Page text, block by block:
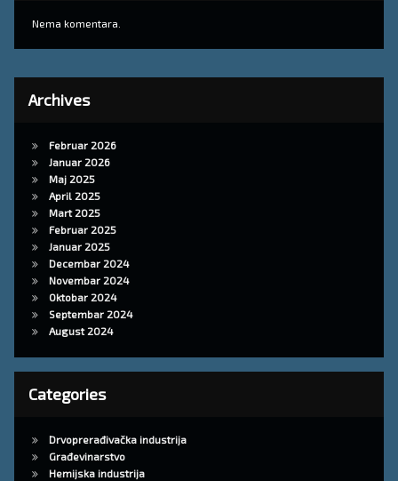
Nema komentara.
Archives
Februar 2026
Januar 2026
Maj 2025
April 2025
Mart 2025
Februar 2025
Januar 2025
Decembar 2024
Novembar 2024
Oktobar 2024
Septembar 2024
August 2024
Categories
Drvoprerađivačka industrija
Građevinarstvo
Hemijska industrija